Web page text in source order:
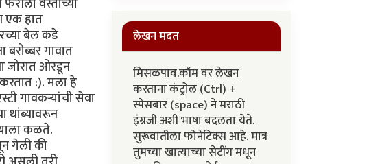
एक हात
बेल कडे
गावात
जोरात ओरडून
:). मला हे
गावकर्‍यांची सेवा
थांब्यावरून
कळते.
गेली की
लेखन मदत
मिसळपाव.कॉम वर लेखन
करताना कंट्रोल (Ctrl) +
स्पेसबार (space) ने मराठी
इंग्रजी अशी भाषा बदलता येते.
सुरूवातीला फोनेटिक्स आहे. मात्र
तुमच्या खात्याच्या सेटींग मधून